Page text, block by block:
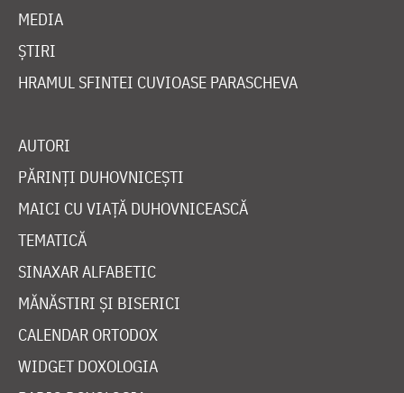
MEDIA
ȘTIRI
HRAMUL SFINTEI CUVIOASE PARASCHEVA
AUTORI
PĂRINȚI DUHOVNICEȘTI
MAICI CU VIAȚĂ DUHOVNICEASCĂ
TEMATICĂ
SINAXAR ALFABETIC
MĂNĂSTIRI ȘI BISERICI
CALENDAR ORTODOX
WIDGET DOXOLOGIA